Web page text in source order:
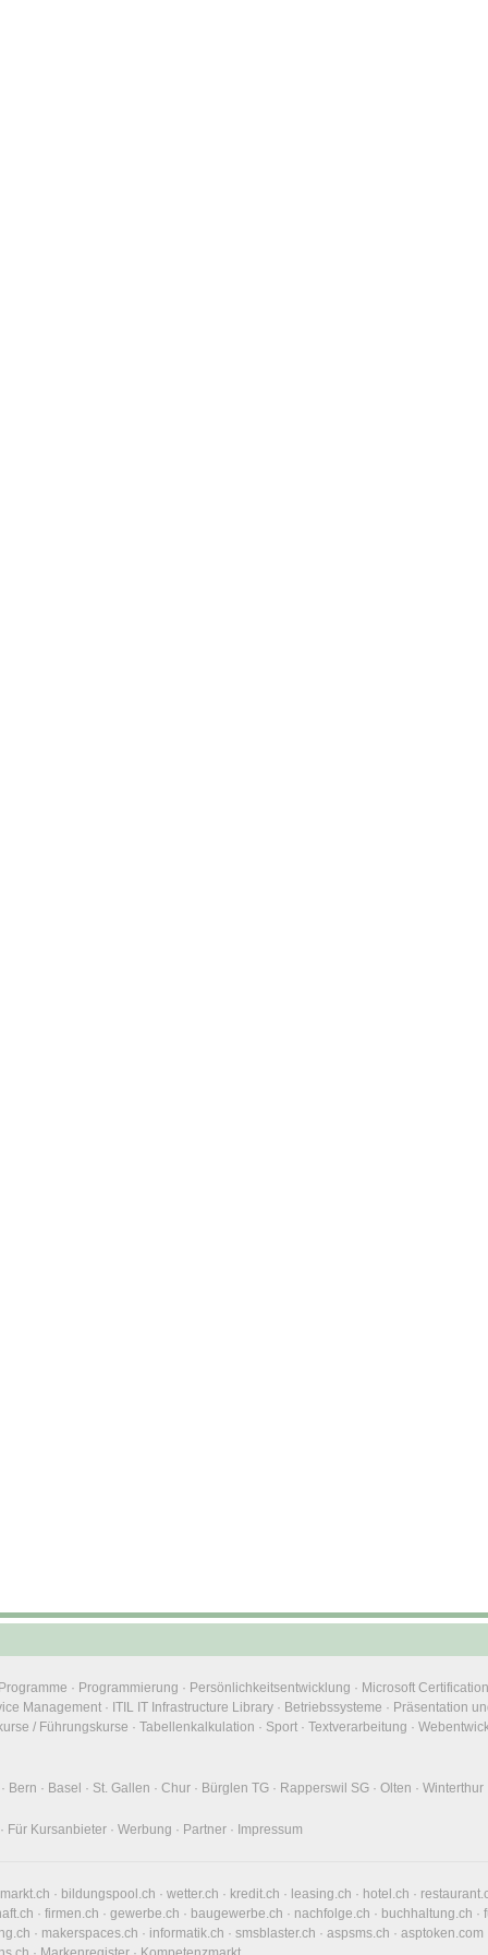
· Programmierung · Persönlichkeitsentwicklung · Microsoft
Management · ITIL IT Infrastructure Library · Betriebssysteme · Präsentation
/ Führungskurse · Tabellenkalkulation · Sport · Textverarbeitung ·
Bern · Basel · St. Gallen · Chur · Bürglen TG · Rapperswil SG · Olten · Winterthur
Für Kursanbieter · Werbung · Partner · Impressum
· bildungspool.ch · wetter.ch · kredit.ch · leasing.ch · hotel.ch ·
· firmen.ch · gewerbe.ch · baugewerbe.ch · nachfolge.ch · buchhaltung.ch ·
· makerspaces.ch · informatik.ch · smsblaster.ch · aspsms.ch · asptoken.com